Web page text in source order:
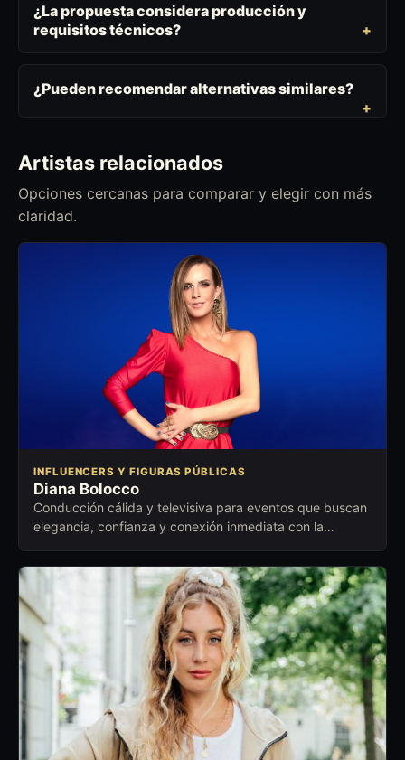
¿La propuesta considera producción y
requisitos técnicos?
¿Pueden recomendar alternativas similares?
Artistas relacionados
Opciones cercanas para comparar y elegir con más
claridad.
INFLUENCERS Y FIGURAS PÚBLICAS
Diana Bolocco
Conducción cálida y televisiva para eventos que buscan
elegancia, confianza y conexión inmediata con la